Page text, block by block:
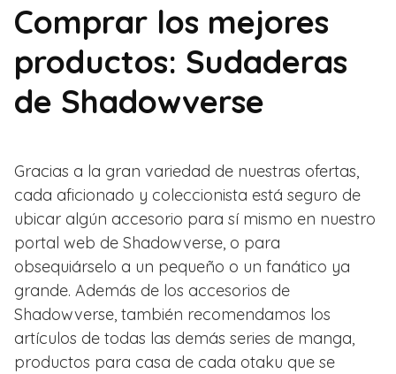
Comprar los mejores
productos: Sudaderas
de Shadowverse
Gracias a la gran variedad de nuestras ofertas,
cada aficionado y coleccionista está seguro de
ubicar algún accesorio para sí mismo en nuestro
portal web de Shadowverse, o para
obsequiárselo a un pequeño o un fanático ya
grande. Además de los accesorios de
Shadowverse, también recomendamos los
artículos de todas las demás series de manga,
productos para casa de cada otaku que se